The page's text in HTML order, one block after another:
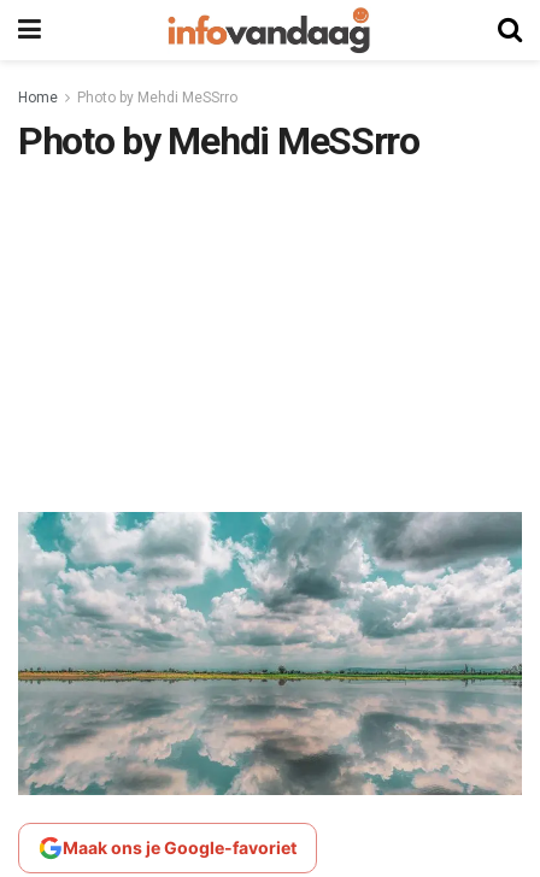
Home Photo by Mehdi MeSSrro
Photo by Mehdi MeSSrro
Maak ons je Google-favoriet